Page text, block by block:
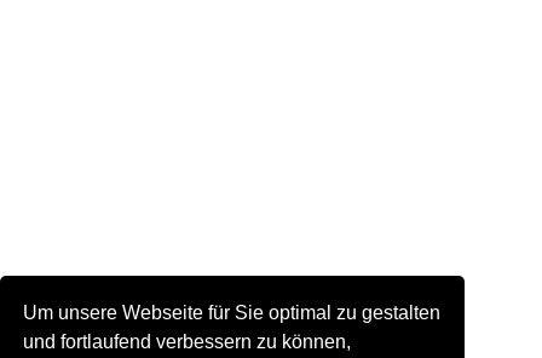
Um unsere Webseite für Sie optimal zu gestalten
und fortlaufend verbessern zu können,